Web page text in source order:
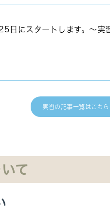
日にスタートします。～実
実習の記事一覧はこちら
て